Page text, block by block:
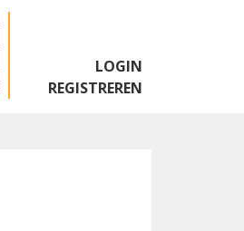
LOGIN
REGISTREREN